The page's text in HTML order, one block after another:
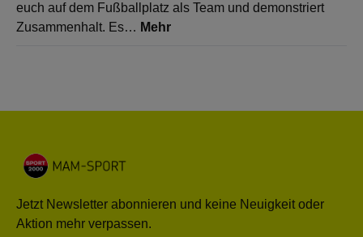
euch auf dem Fußballplatz als Team und demonstriert
Zusammenhalt. Es… Mehr
Jetzt Newsletter abonnieren und keine Neuigkeit oder
Aktion mehr verpassen.